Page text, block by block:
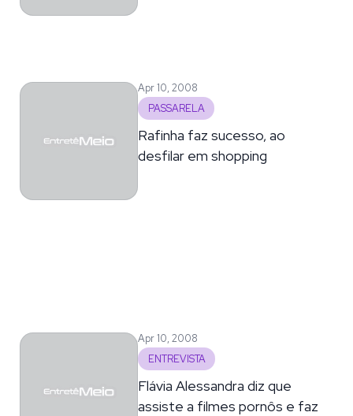
Apr 10, 2008
PASSARELA
Rafinha faz sucesso, ao
desfilar em shopping
Apr 10, 2008
ENTREVISTA
Flávia Alessandra diz que
assiste a filmes pornôs e faz